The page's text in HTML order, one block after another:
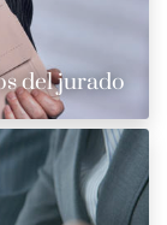
del jurado